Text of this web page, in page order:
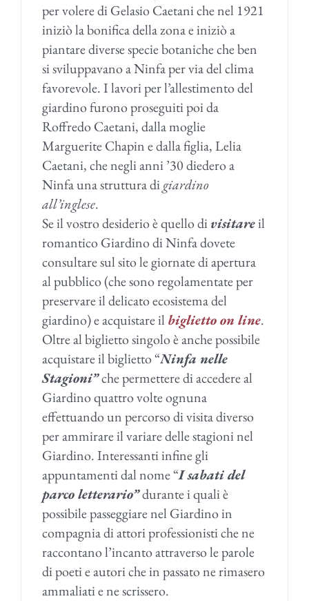
per volere di Gelasio Caetani che nel 1921
iniziò la bonifica della zona e iniziò a
piantare diverse specie botaniche che ben
si sviluppavano a Ninfa per via del clima
favorevole. I lavori per l’allestimento del
giardino furono proseguiti poi da
Roffredo Caetani, dalla moglie
Marguerite Chapin e dalla figlia, Lelia
Caetani, che negli anni ’30 diedero a
Ninfa una struttura digiardino
all’inglese.
Se il vostro desiderio è quello divisitareil
romantico Giardino di Ninfa dovete
consultare sul sito le giornate di apertura
al pubblico (che sono regolamentate per
preservare il delicato ecosistema del
giardino) e acquistare ilbiglietto on line.
Oltre al biglietto singolo è anche possibile
acquistare il biglietto “Ninfa nelle
Stagioni”che permettere di accedere al
Giardino quattro volte ognuna
effettuando un percorso di visita diverso
per ammirare il variare delle stagioni nel
Giardino. Interessanti infine gli
appuntamenti dal nome “I sabati del
parco letterario”durante i quali è
possibile passeggiare nel Giardino in
compagnia di attori professionisti che ne
raccontano l’incanto attraverso le parole
di poeti e autori che in passato ne rimasero
ammaliati e ne scrissero.